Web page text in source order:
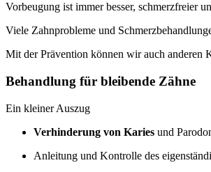
Vorbeugung ist immer besser, schmerzfreier
Viele Zahnprobleme und
Mit der Prävention können wir auch anderen
Behandlung für bleibende Zähne
Ein kleiner Auszug
Verhinderung von Karies und
Anleitung und Kontrolle des